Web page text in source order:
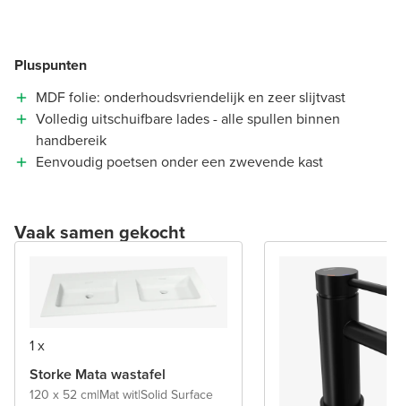
Pluspunten
MDF folie: onderhoudsvriendelijk en zeer slijtvast
Volledig uitschuifbare lades - alle spullen binnen
handbereik
Eenvoudig poetsen onder een zwevende kast
Vaak samen gekocht
1 x
Storke Mata wastafel
120 x 52 cm|Mat wit|Solid Surface